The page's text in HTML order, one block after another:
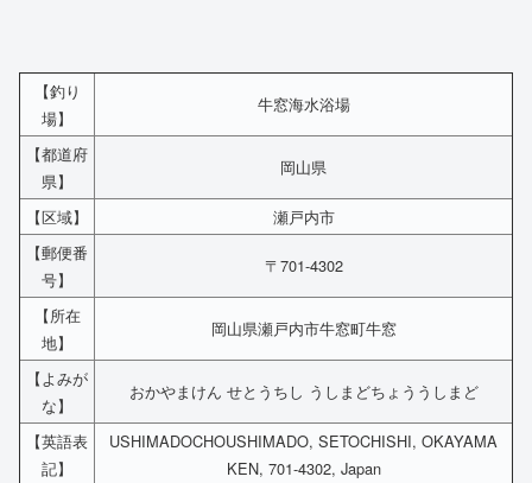
【釣り
場】
牛窓海水浴場
【都道府
県】
岡山県
【区域】
瀬戸内市
【郵便番
号】
〒701-4302
【所在
地】
岡山県瀬戸内市牛窓町牛窓
【よみが
な】
おかやまけん せとうちし うしまどちょううしまど
【英語表
記】
USHIMADOCHOUSHIMADO, SETOCHISHI, OKAYAMA
KEN, 701-4302, Japan